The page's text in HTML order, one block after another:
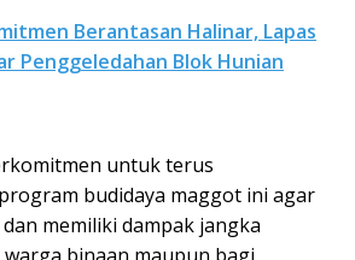
Berantasan Halinar, Lapas
Penggeledahan Blok Hunian
untuk terus
budidaya maggot ini agar
memiliki dampak jangka